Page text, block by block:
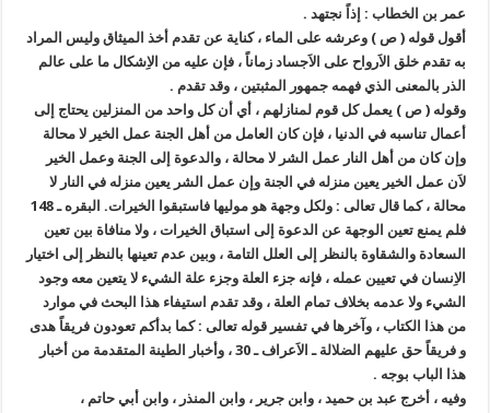
عمر بن الخطاب : إذاً نجتهد .
أقول قوله ( ص ) وعرشه على الماء ، كناية عن تقدم أخذ الميثاق وليس المراد
به تقدم خلق الاَرواح على الاَجساد زماناً ، فإن عليه من الاِشكال ما على عالم
الذر بالمعنى الذي فهمه جمهور المثبتين ، وقد تقدم .
وقوله ( ص ) يعمل كل قوم لمنازلهم ، أي أن كل واحد من المنزلين يحتاج إلى
أعمال تناسبه في الدنيا ، فإن كان العامل من أهل الجنة عمل الخير لا محالة
وإن كان من أهل النار عمل الشر لا محالة ، والدعوة إلى الجنة وعمل الخير
لاَن عمل الخير يعين منزله في الجنة وإن عمل الشر يعين منزله في النار لا
محالة ، كما قال تعالى : ولكل وجهة هو موليها فاستبقوا الخيرات. البقره ـ 148
فلم يمنع تعين الوجهة عن الدعوة إلى استباق الخيرات ، ولا منافاة بين تعين
السعادة والشقاوة بالنظر إلى العلل التامة ، وبين عدم تعينها بالنظر إلى اختيار
الاِنسان في تعيين عمله ، فإنه جزء العلة وجزء علة الشيء لا يتعين معه وجود
الشيء ولا عدمه بخلاف تمام العلة ، وقد تقدم استيفاء هذا البحث في موارد
من هذا الكتاب ، وآخرها في تفسير قوله تعالى : كما بدأكم تعودون فريقاً هدى
و فريقاً حق عليهم الضلالة ـ الاَعراف ـ 30 ، وأخبار الطينة المتقدمة من أخبار
هذا الباب بوجه .
وفيه ، أخرج عبد بن حميد ، وابن جرير ، وابن المنذر ، وابن أبي حاتم ،